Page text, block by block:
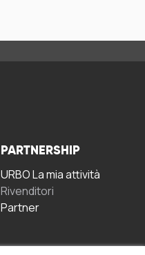
PARTNERSHIP
URBO La mia attività
Rivenditori
Partner